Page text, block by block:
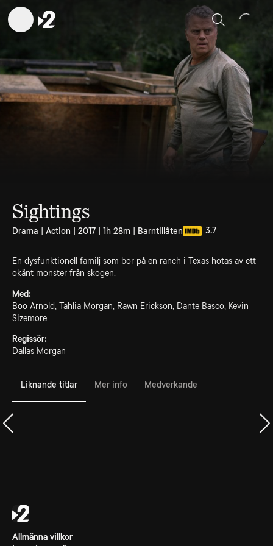
Sök
Sightings
Drama | Action | 2017 | 1h 28m | Barntillåten 3.7
En dysfunktionell familj som bor på en ranch i Texas hotas av ett
okänt monster från skogen.
Med:
Boo Arnold, Tahlia Morgan, Rawn Erickson, Dante Basco, Kevin
Sizemore
Regissör:
Dallas Morgan
Liknande titlar Mer info Medverkande
Allmänna villkor